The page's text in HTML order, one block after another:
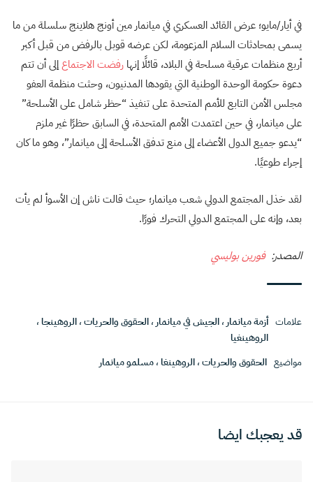
في أيار/مايو؛ عرض القائد العسكري في ميانمار مين أونج هلاينج سلسلة من ما
يسمى بمحادثات السلام المزعومة، لكن عرضه قوبل بالرفض من قبل أكبر
أربع منظمات عرقية مسلحة في البلاد، قائلًا إنها رفضت الاجتماعإلى أن تتم
دعوة حكومة الوحدة الوطنية التي يقودها المدنيون، وحثت منظمة العفو
مجلس الأمن التابع للأمم المتحدة على تنفيذ “حظر شامل على الأسلحة”
على ميانمار، في حين اعتمدت الأمم المتحدة، في السابق حظرًا غير ملزم
“يدعو جميع الدول الأعضاء إلى منع تدفق الأسلحة إلى ميانمار”، وهو ما كان
إجراء طوعيًا.
لقد خذل المجتمع الدولي شعب ميانمار؛ حيث قالت ناش إن الأسوأ لم يأت
بعد، وإنه على المجتمع الدولي التحرك فورًا.
المصدر:فورين بوليسي
علامات أزمة ميانمار ،الجيش في ميانمار ،الحقوق والحريات،الروهينجا،
الروهينغيا
مواضيع الحقوق والحريات،الروهينغا،مسلمو ميانمار
قد يعجبك ايضا